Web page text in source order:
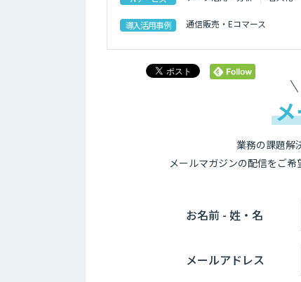
導入活用事例 通信販売・Eコマース
業務の課題解
メールマガジンの配信をご
お名前 - 姓・名
メールアドレス